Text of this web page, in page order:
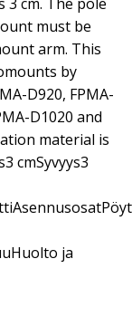
must be
arm. This
by
D920, FPMA-
D1020 and
material is
cmSyvyys3
ja